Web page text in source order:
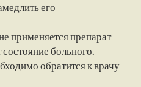
его
применяется препарат
больного.
обратится к врачу